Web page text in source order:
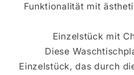
Funktionalität mit
Einzelstück mit
Diese
Einzelstück, das durch